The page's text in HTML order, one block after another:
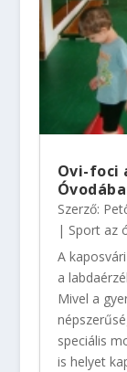
Ovi-foci
Szerző:
| Sport az
A
a
Mivel a
speciális
is helyet